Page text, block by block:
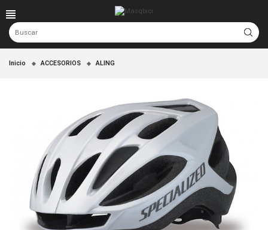
Inicio ACCESORIOS ALING